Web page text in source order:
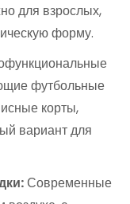
для взрослых,
форму.
футбольные
корты,
вариант для
Современные